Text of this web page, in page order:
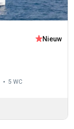
Nieuw
5 WC